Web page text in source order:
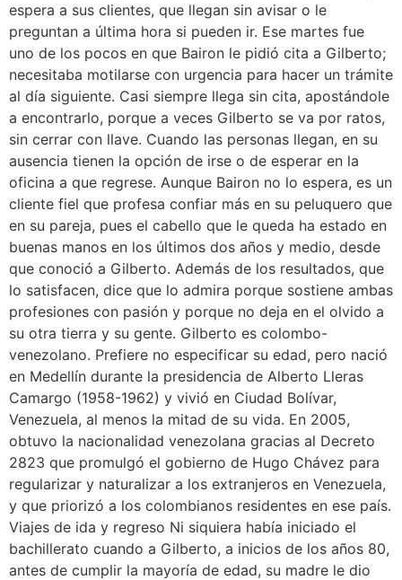
espera a sus clientes, que llegan sin avisar o le
preguntan a última hora si pueden ir. Ese martes fue
uno de los pocos en que Bairon le pidió cita a Gilberto;
necesitaba motilarse con urgencia para hacer un trámite
al día siguiente. Casi siempre llega sin cita, apostándole
a encontrarlo, porque a veces Gilberto se va por ratos,
sin cerrar con llave. Cuando las personas llegan, en su
ausencia tienen la opción de irse o de esperar en la
oficina a que regrese. Aunque Bairon no lo espera, es un
cliente fiel que profesa confiar más en su peluquero que
en su pareja, pues el cabello que le queda ha estado en
buenas manos en los últimos dos años y medio, desde
que conoció a Gilberto. Además de los resultados, que
lo satisfacen, dice que lo admira porque sostiene ambas
profesiones con pasión y porque no deja en el olvido a
su otra tierra y su gente. Gilberto es colombo-
venezolano. Prefiere no especificar su edad, pero nació
en Medellín durante la presidencia de Alberto Lleras
Camargo (1958-1962) y vivió en Ciudad Bolívar,
Venezuela, al menos la mitad de su vida. En 2005,
obtuvo la nacionalidad venezolana gracias al Decreto
2823 que promulgó el gobierno de Hugo Chávez para
regularizar y naturalizar a los extranjeros en Venezuela,
y que priorizó a los colombianos residentes en ese país.
Viajes de ida y regreso Ni siquiera había iniciado el
bachillerato cuando a Gilberto, a inicios de los años 80,
antes de cumplir la mayoría de edad, su madre le dio